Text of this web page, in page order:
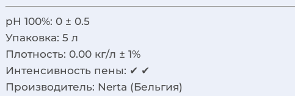
pH 100%:0 ± 0.5
Упаковка:5 л
Плотность:0.00 кг/л ± 1%
Интенсивность пены: ✔ ✔
Производитель: Nerta (Бельгия)